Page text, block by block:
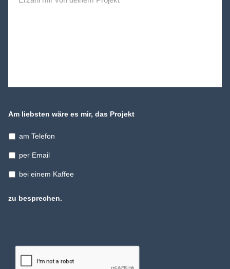
Am liebsten wäre es mir, das Projekt
am Telefon
per Email
bei einem Kaffee
zu besprechen.